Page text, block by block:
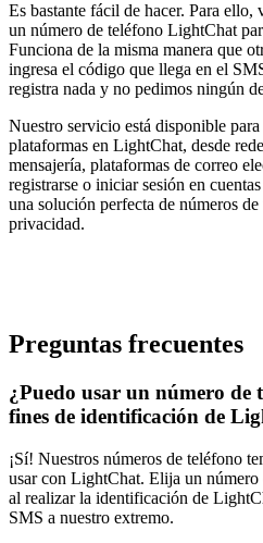
Es bastante fácil de hacer. Para
un número de teléfono LightChat
Funciona de la misma manera que
ingresa el código que llega en el
registra nada y no pedimos ningún
Nuestro servicio está disponible
plataformas en LightChat, desde
mensajería, plataformas de correo
registrarse o iniciar sesión en
una solución perfecta de números
privacidad.
Preguntas frecuentes
¿Puedo usar un número de
fines de identificación de
¡Sí! Nuestros números de teléfono
usar con LightChat. Elija un
al realizar la identificación de
SMS a nuestro extremo.